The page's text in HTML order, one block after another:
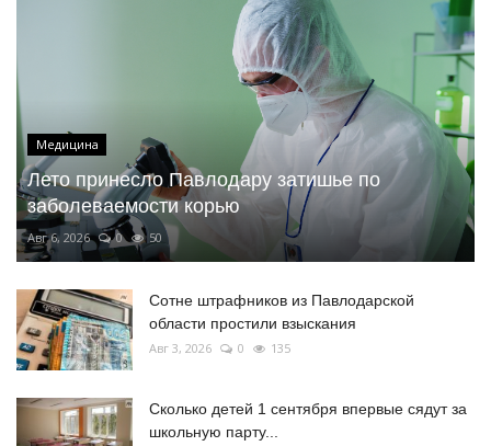
Медицина
Лето принесло Павлодару затишье по
заболеваемости корью
Авг 6, 2026 0 50
Сотне штрафников из Павлодарской
области простили взыскания
Авг 3, 2026 0 135
Сколько детей 1 сентября впервые сядут за
школьную парту...